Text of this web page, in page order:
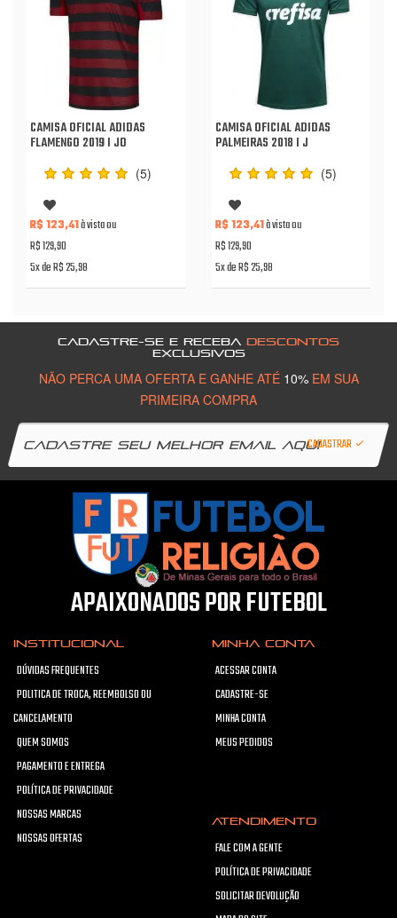
CAMISA OFICIAL ADIDAS
FLAMENGO 2019 I JO
(5)
R$ 123,41à vista ou
R$ 129,90
5x de R$ 25,98
CAMISA OFICIAL ADIDAS
PALMEIRAS 2018 I J
(5)
R$ 123,41à vista ou
R$ 129,90
5x de R$ 25,98
CADASTRE-SE E RECEBA DESCONTOS
EXCLUSIVOS
NÃO PERCA UMA OFERTA E GANHE ATÉ 10%EM SUA
PRIMEIRA COMPRA
CADASTRAR
APAIXONADOS POR FUTEBOL
INSTITUCIONAL
DÚVIDAS FREQUENTES
POLITICA DE TROCA, REEMBOLSO OU
CANCELAMENTO
QUEM SOMOS
PAGAMENTO E ENTREGA
POLÍTICA DE PRIVACIDADE
NOSSAS MARCAS
NOSSAS OFERTAS
MINHA CONTA
ACESSAR CONTA
CADASTRE-SE
MINHA CONTA
MEUS PEDIDOS
ATENDIMENTO
FALE COM A GENTE
POLÍTICA DE PRIVACIDADE
SOLICITAR DEVOLUÇÃO